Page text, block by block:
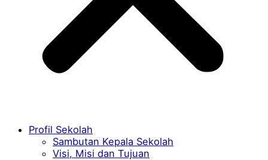
Profil Sekolah
Sambutan Kepala Sekolah
Visi, Misi dan Tujuan